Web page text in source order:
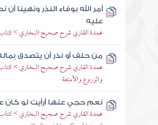
أمر الله بوفاء النذر ونهينا
عليه
عمدة القاري شرح صحيح البخاري > كتاب
من حلف أو نذر أن يتصدق
عمدة القاري شرح صحيح البخاري > كتاب
والزروع والأمتعة
نعم حجي عنها أرأيت لو
عمدة القاري شرح صحيح البخاري > كتاب